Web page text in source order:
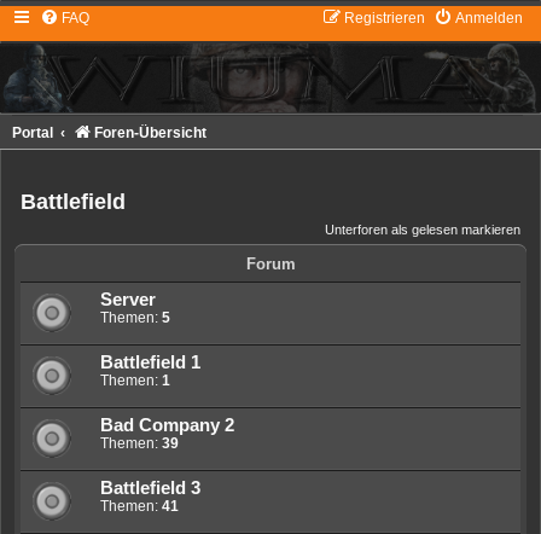
FAQ Anmelden
Registrieren
Portal Foren-Übersicht
Battlefield
Unterforen als gelesen markieren
Forum
Server
Themen: 5
Battlefield 1
Themen: 1
Bad Company 2
Themen: 39
Battlefield 3
Themen: 41